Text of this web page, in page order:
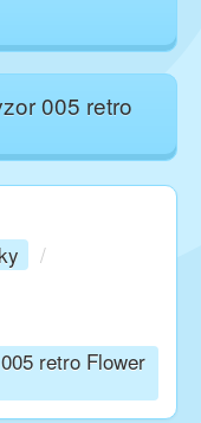
005 retro
/
retro Flower